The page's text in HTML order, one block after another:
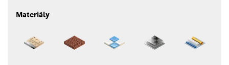
Materiály